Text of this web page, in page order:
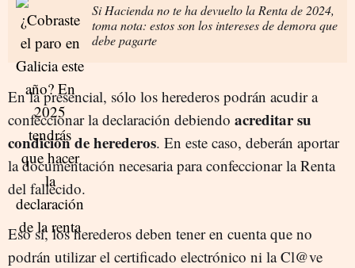
Si Hacienda no te ha devuelto la Renta de 2024,
toma nota: estos son los intereses de demora que
debe pagarte
En la presencial, sólo los herederos podrán acudir a
confeccionar la declaración debiendo acreditar su
condición de herederos. En este caso, deberán aportar
la documentación necesaria para confeccionar la Renta
del fallecido.
Eso sí, los herederos deben tener en cuenta que no
podrán utilizar el certificado electrónico ni la Cl@ve